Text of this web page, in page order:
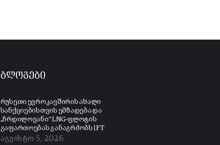
ბლოგები
რუსეთი ევროკავშირის ახალი
სანქციებისთვის ემზადება და
„ჩრდილოვანი“ LNG-ფლოტის
გაფართოებას განაგრძობს | FT
აგვისტო 5, 2026